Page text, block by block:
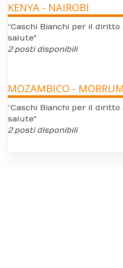
KENYA - NAIROBI
“Caschi Bianchi per il diritto
salute"
2 posti disponibili
MOZAMBICO -
“Caschi Bianchi per il diritto
salute"
2 posti disponibili